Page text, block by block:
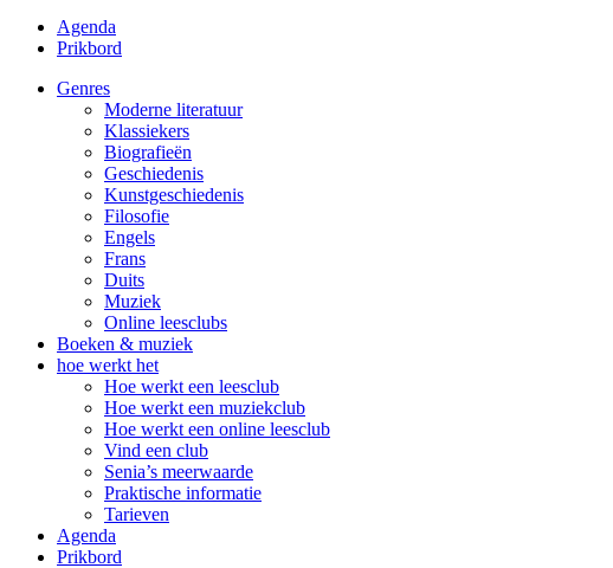
Agenda
Prikbord
Genres
Moderne literatuur
Klassiekers
Biografieën
Geschiedenis
Kunst­geschiedenis
Filosofie
Engels
Frans
Duits
Muziek
Online leesclubs
Boeken & muziek
hoe werkt het
Hoe werkt een leesclub
Hoe werkt een muziekclub
Hoe werkt een online leesclub
Vind een club
Senia’s meerwaarde
Praktische informatie
Tarieven
Agenda
Prikbord